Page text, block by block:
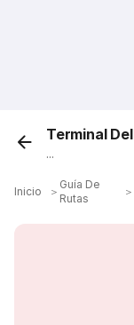
Terminal
...
Inicio ＞
Guía De
Rutas
＞